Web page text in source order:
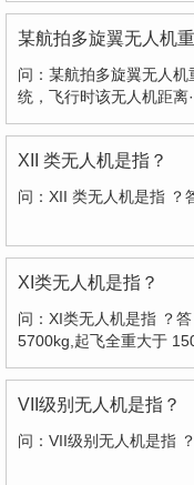
问：某航拍多旋翼无人
统，飞行时该无人机距离
XII 类无人机是指？
问：XII 类无人机是指 ？
XI类无人机是指？
问：XI类无人机是指 ？
5700kg,起飞全重大于
VII级别无人机是指？
问：VII级别无人机是指